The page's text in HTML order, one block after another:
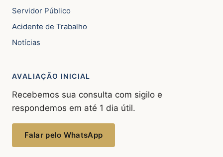
Servidor Público
Acidente de Trabalho
Notícias
AVALIAÇÃO INICIAL
Recebemos sua consulta com sigilo e
respondemos em até 1 dia útil.
Falar pelo WhatsApp